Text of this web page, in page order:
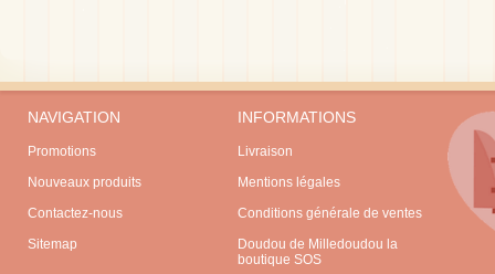
NAVIGATION
Promotions
Nouveaux produits
Contactez-nous
Sitemap
INFORMATIONS
Livraison
Mentions légales
Conditions générale de ventes
Doudou de Milledoudou la
boutique SOS